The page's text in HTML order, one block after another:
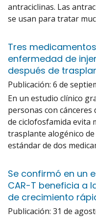
antraciclinas. Las
se usan para tratar
Tres
enfermedad de
después de
Publicación: 6 de
En un estudio clínico
personas con
de ciclofosfamida evita
trasplante alogénico
estándar de dos
Se confirmó en un
CAR-T beneficia a
de crecimiento
Publicación: 31 de